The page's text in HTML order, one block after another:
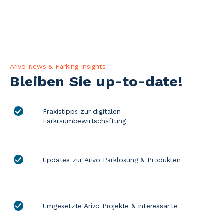
Arivo News & Parking Insights
Bleiben Sie up-to-date!
Praxistipps zur digitalen
Parkraumbewirtschaftung
Updates zur Arivo Parklösung & Produkten
Umgesetzte Arivo Projekte & interessante